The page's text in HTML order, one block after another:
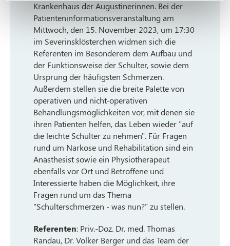
Krankenhaus der Augustinerinnen. Bei der
Patienteninformationsveranstaltung am
Mittwoch, den 15. November 2023, um 17:30
im Severinsklösterchen widmen sich die
Referenten im Besonderem dem Aufbau und
der Funktionsweise der Schulter, sowie dem
Ursprung der häufigsten Schmerzen.
Außerdem stellen sie die breite Palette von
operativen und nicht-operativen
Behandlungsmöglichkeiten vor, mit denen sie
ihren Patienten helfen, das Leben wieder "auf
die leichte Schulter zu nehmen". Für Fragen
rund um Narkose und Rehabilitation sind ein
Anästhesist sowie ein Physiotherapeut
ebenfalls vor Ort und Betroffene und
Interessierte haben die Möglichkeit, ihre
Fragen rund um das Thema
"Schulterschmerzen - was nun?" zu stellen.
Referenten: Priv.-Doz. Dr. med. Thomas
Randau, Dr. Volker Berger und das Team der